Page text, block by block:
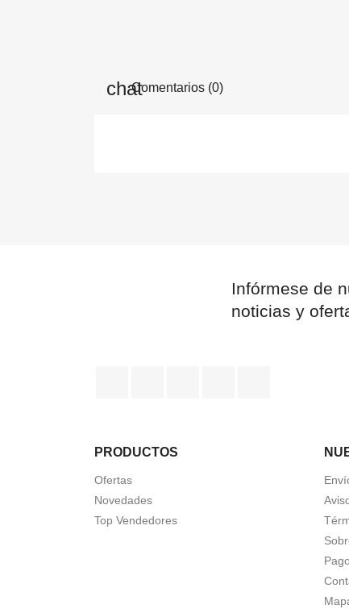
Comentarios (0)
Infórmese de
noticias y
PRODUCTOS
Ofertas
Novedades
Top Vendedores